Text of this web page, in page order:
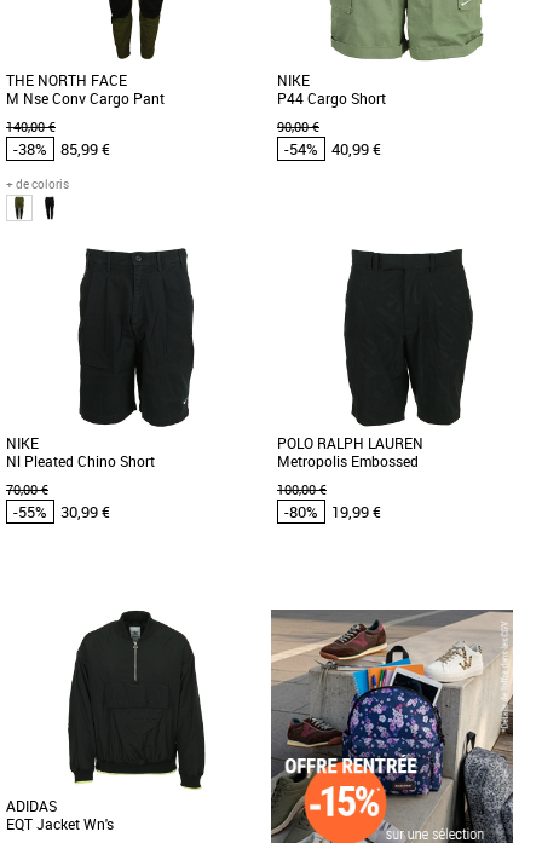
THE NORTH FACE
M Nse Conv Cargo Pant
140,00 €
-38% 85,99 €
+ de coloris
Vêtements pas cher et Promos
Ce pantalon polyvalent offre confort et
protection dans des conditions météo
changeantes. Léger [...]
NIKE
P44 Cargo Short
90,00 €
-54% 40,99 €
36 38
Vêtements pas cher et Promos
Vêtements
Confectionné dans une toile de coton
impeccable et présentant une coupe
d'inspiration militaire, ce [...]
NIKE
Nl Pleated Chino Short
70,00 €
-55% 30,99 €
38
Vêtements pas cher et Promos
Vêtements
Ce short chino plissé sur le devant est
conçu pour durer toute la vie. Sa coupe
décontractée offre [...]
POLO RALPH LAUREN
Metropolis Embossed
100,00 €
-80% 19,99 €
32 34 36
Vêtements pas cher et Promos
Vêtements
Plus produit : - Pour hommes - Couleur :
noir - Motifs sur le short - Matières :
polyester et élasthanne
ADIDAS
EQT Jacket Wn's